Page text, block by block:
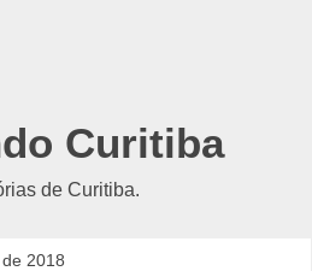
Curitiba
de Curitiba.
2018